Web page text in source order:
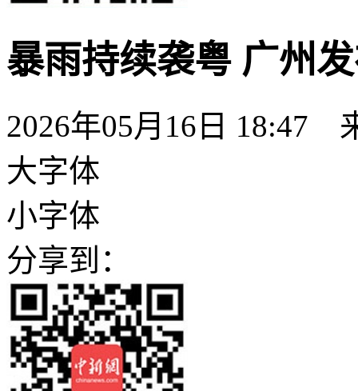
暴雨持续袭粤 广州
2026年05月16日 18:47
大字体
小字体
分享到：